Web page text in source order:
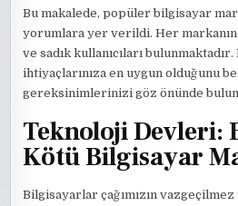
Bu makalede, popüler bilgisayar
yorumlara yer verildi. Her
ve sadık kullanıcıları
ihtiyaçlarınıza en uygun olduğunu
gereksinimlerinizi göz önünde
Teknoloji Devleri:
Kötü Bilgisayar
Bilgisayarlar çağımızın